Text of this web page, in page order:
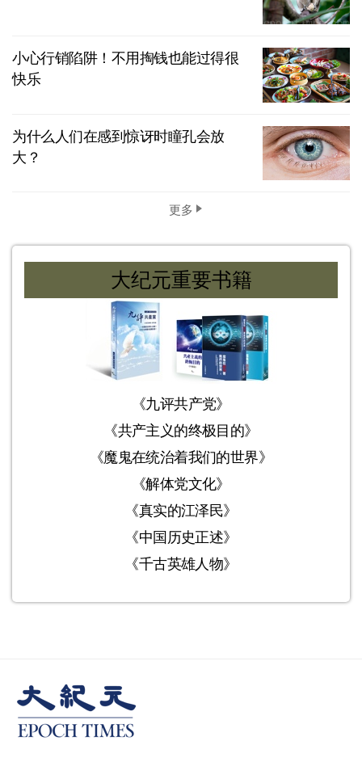
小心行销陷阱！不用掏钱也能过得很
快乐
为什么人们在感到惊讶时瞳孔会放
大？
更多
大纪元重要书籍
《九评共产党》
《共产主义的终极目的》
《魔鬼在统治着我们的世界》
《解体党文化》
《真实的江泽民》
《中国历史正述》
《千古英雄人物》